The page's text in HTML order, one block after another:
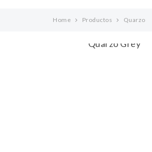
Home Productos Quarzo